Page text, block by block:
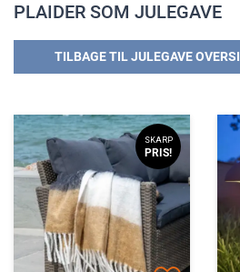
PLAIDER SOM JULEGAVE
TILBAGE TIL JULEGAVE
SKARP
PRIS!